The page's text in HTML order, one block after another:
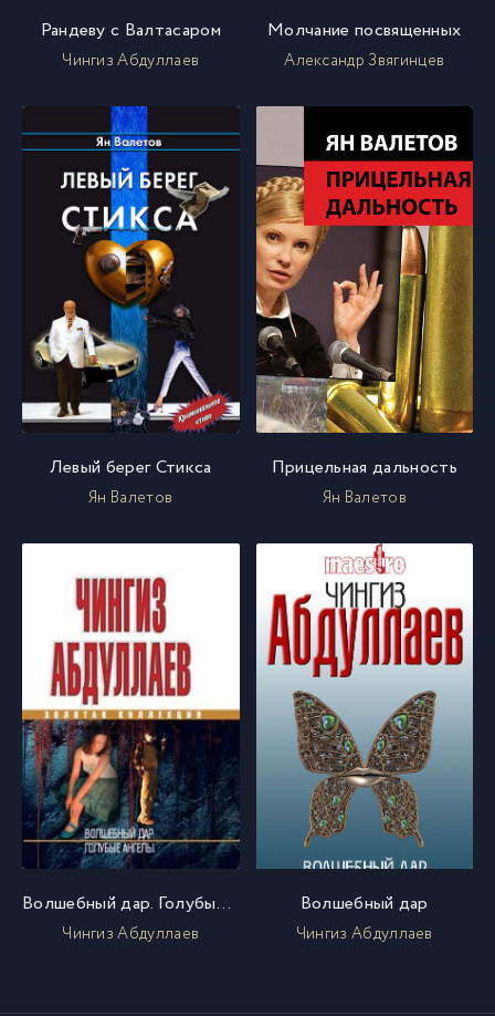
Рандеву с Валтасаром
Чингиз Абдуллаев
Молчание посвященных
Александр Звягинцев
Левый берег Стикса
Ян Валетов
Прицельная дальность
Ян Валетов
Волшебный дар. Голубые ангелы
Чингиз Абдуллаев
Волшебный дар
Чингиз Абдуллаев